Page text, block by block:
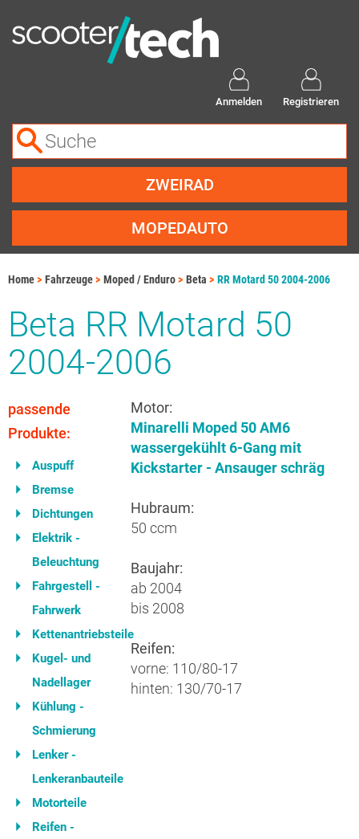
Anmelden Registrieren
ZWEIRAD
MOPEDAUTO
Home Fahrzeuge Moped / Enduro Beta RR Motard 50 2004-2006
Beta RR Motard 50
2004-2006
passende
Produkte:
Auspuff
Bremse
Dichtungen
Elektrik -
Beleuchtung
Fahrgestell -
Fahrwerk
Kettenantriebsteile
Kugel- und
Nadellager
Kühlung -
Schmierung
Lenker -
Lenkeranbauteile
Motorteile
Reifen -
Motor:
Minarelli Moped 50 AM6
wassergekühlt 6-Gang mit
Kickstarter - Ansauger schräg
Hubraum:
50 ccm
Baujahr:
ab 2004
bis 2008
Reifen:
vorne: 110/80-17
hinten: 130/70-17